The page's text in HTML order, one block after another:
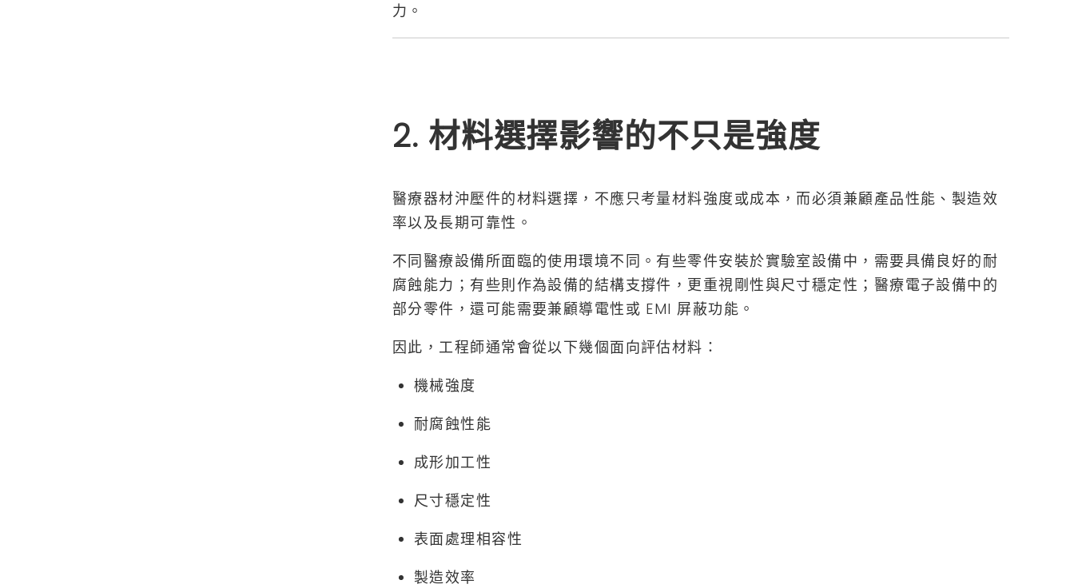
力。
2. 材料選擇影響的不只是強度
醫療器材沖壓件的材料選擇，不應只考量材料強度或成本，而必須兼顧產品性能、製造效
率以及長期可靠性。
不同醫療設備所面臨的使用環境不同。有些零件安裝於實驗室設備中，需要具備良好的耐
腐蝕能力；有些則作為設備的結構支撐件，更重視剛性與尺寸穩定性；醫療電子設備中的
部分零件，還可能需要兼顧導電性或 EMI 屏蔽功能。
因此，工程師通常會從以下幾個面向評估材料：
機械強度
耐腐蝕性能
成形加工性
尺寸穩定性
表面處理相容性
製造效率